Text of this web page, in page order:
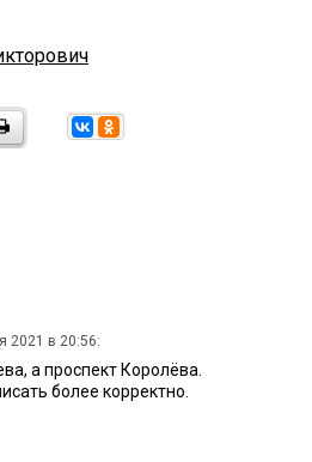
2021 в 20:56:
а проспект Королёва.
более корректно.